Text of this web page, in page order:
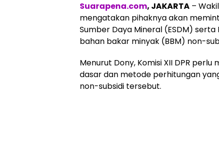
Suarapena.com, JAKARTA –
mengatakan pihaknya akan
Sumber Daya Mineral (ESDM)
bahan bakar minyak (BBM) non-
Menurut Dony, Komisi XII DPR
dasar dan metode perhitungan
non-subsidi tersebut.